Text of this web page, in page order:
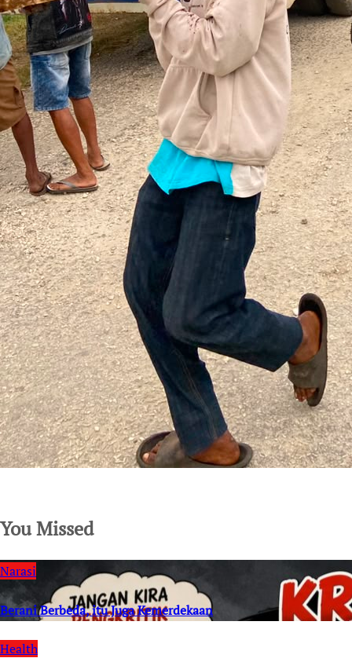
You Missed
Narasi
Berani Berbeda, itu Juga Kemerdekaan
Health